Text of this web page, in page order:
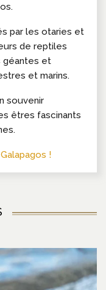
par les otaries et
de reptiles
géantes et
et marins.
souvenir
êtres fascinants
!